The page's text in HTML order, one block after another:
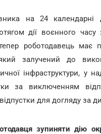
на 24 календарні
дії воєнного
роботодавець має
який залучений до
інфраструктури, у
за виключенням
відпустки для догляду за
зупиняти дію